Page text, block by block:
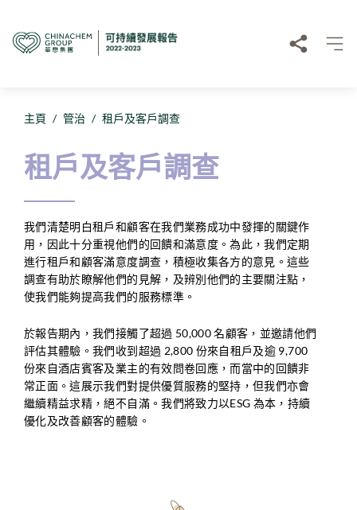
主頁 / 管治 / 租戶及客戶調查
租戶及客戶調查
我們清楚明白租戶和顧客在我們業務成功中發揮的關鍵作
用，因此十分重視他們的回饋和滿意度。為此，我們定期
進行租戶和顧客滿意度調查，積極收集各方的意見。這些
調查有助於瞭解他們的見解，及辨別他們的主要關注點，
使我們能夠提高我們的服務標準。
於報告期內，我們接觸了超過 50,000 名顧客，並邀請他們
評估其體驗。我們收到超過 2,800 份來自租戶及逾 9,700
份來自酒店賓客及業主的有效問卷回應，而當中的回饋非
常正面。這展示我們對提供優質服務的堅持，但我們亦會
繼續精益求精，絕不自滿。我們將致力以ESG 為本，持續
優化及改善顧客的體驗。